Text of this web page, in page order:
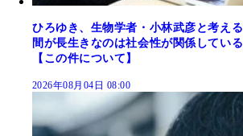
ひろゆき、生物学者・小林武彦と考え
間が長生きなのは社会性が関係してい
【この件について】
2026年08月04日 08:00